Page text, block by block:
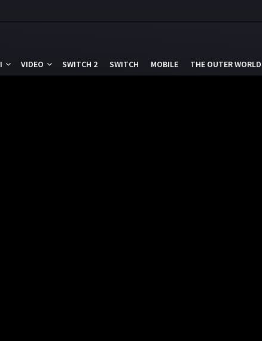
VIDEO SWITCH 2 SWITCH MOBILE THE OUTER WORLD